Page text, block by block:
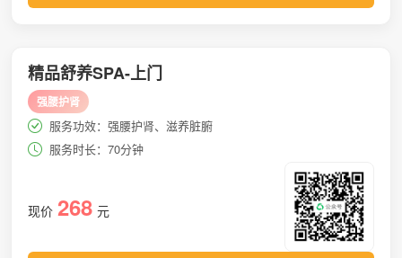
精品舒养SPA-上门
强腰护肾
服务功效：强腰护肾、滋养脏腑
服务时长：70分钟
现价 268 元